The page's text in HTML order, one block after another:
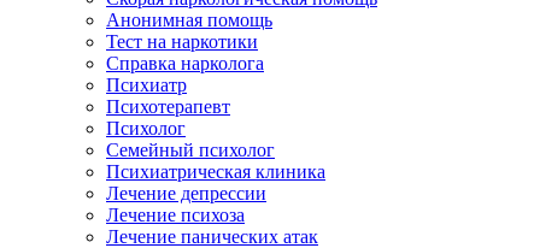
Анонимная помощь
Тест на наркотики
Справка нарколога
Психиатр
Психотерапевт
Психолог
Семейный психолог
Психиатрическая клиника
Лечение депрессии
Лечение психоза
Лечение панических атак